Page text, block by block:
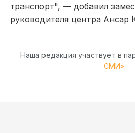
транспорт", — добавил
руководителя центра Ансар
Наша редакция участвует в
СМИ».